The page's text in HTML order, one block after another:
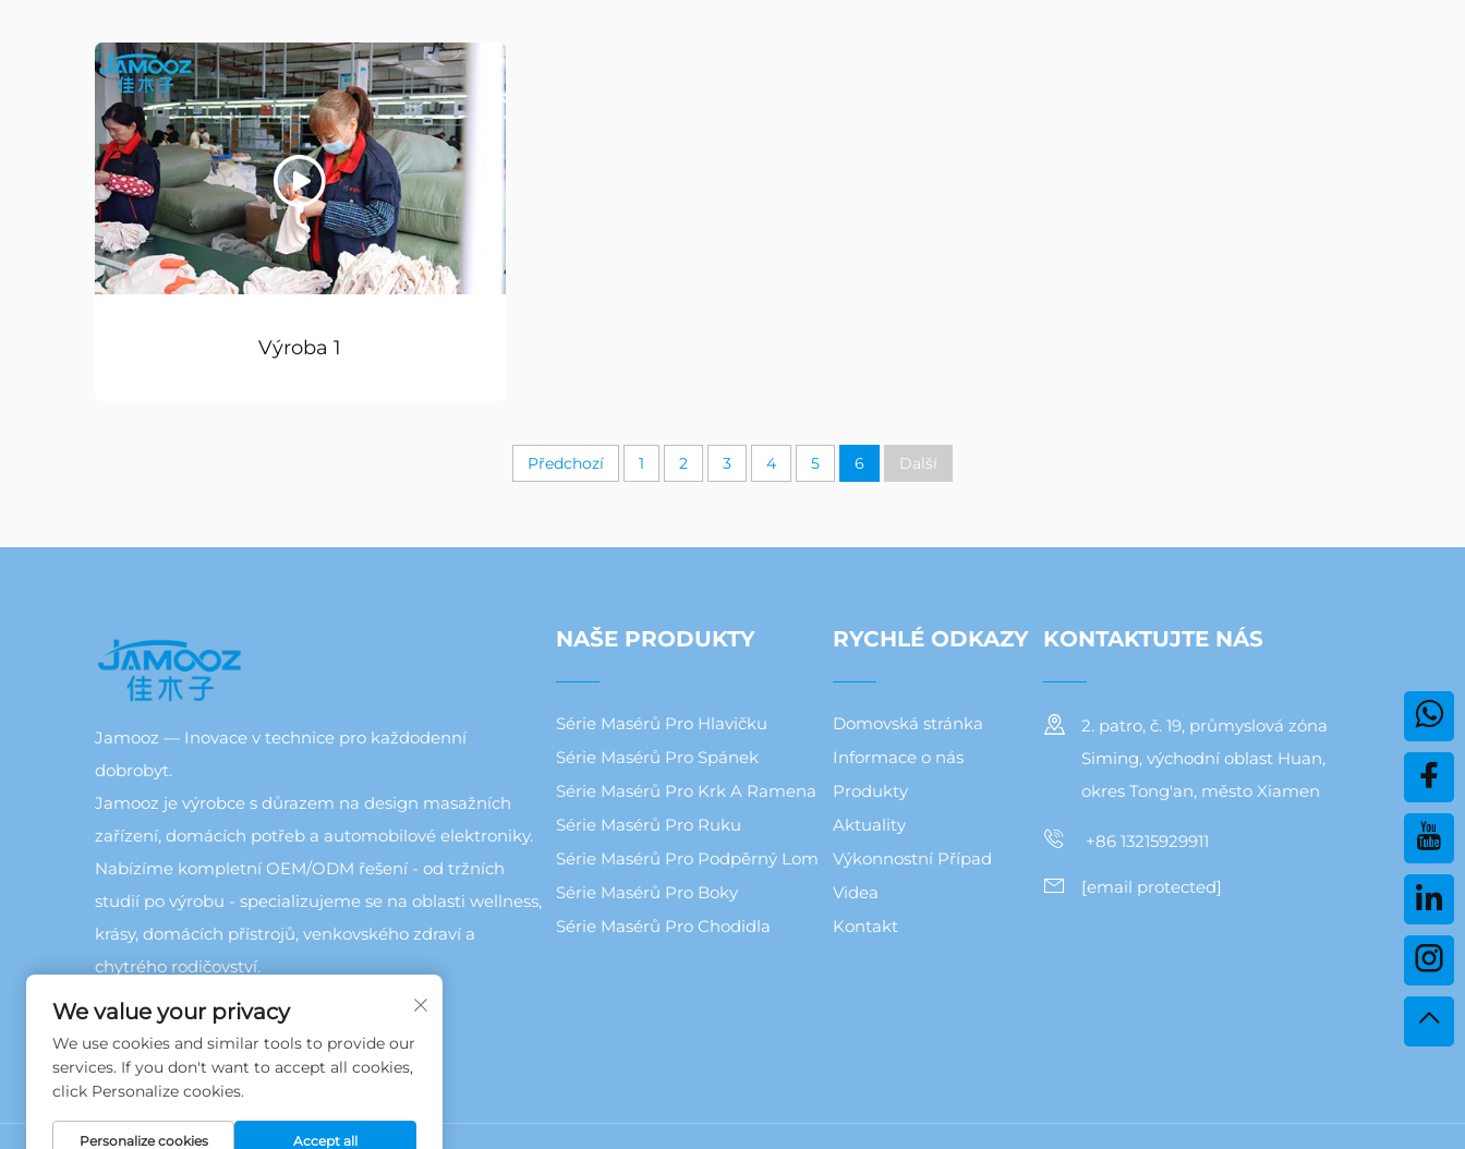
Výroba 1
Předchozí 1 2 3 4 5 6 Další
Jamooz — Inovace v technice pro každodenní
dobrobyt.
Jamooz je výrobce s důrazem na design masažních
zařízení, domácích potřeb a automobilové elektroniky.
Nabízíme kompletní OEM/ODM řešení - od tržních
studií po výrobu - specializujeme se na oblasti wellness,
krásy, domácích přístrojů, venkovského zdraví a
chytrého rodičovství.
NAŠE PRODUKTY
Série Masérů Pro Hlavičku
Série Masérů Pro Spánek
Série Masérů Pro Krk A Ramena
Série Masérů Pro Ruku
Série Masérů Pro Podpěrný Lom
Série Masérů Pro Boky
Série Masérů Pro Chodidla
RYCHLÉ ODKAZY
Domovská stránka
Informace o nás
Produkty
Aktuality
Výkonnostní Případ
Videa
Kontakt
KONTAKTUJTE NÁS
2. patro, č. 19, průmyslová zóna
Siming, východní oblast Huan,
okres Tong'an, město Xiamen
+86 13215929911
[email protected]
We value your privacy
We use cookies and similar tools to provide our
services. If you don't want to accept all cookies,
click Personalize cookies.
Personalize cookies Accept all